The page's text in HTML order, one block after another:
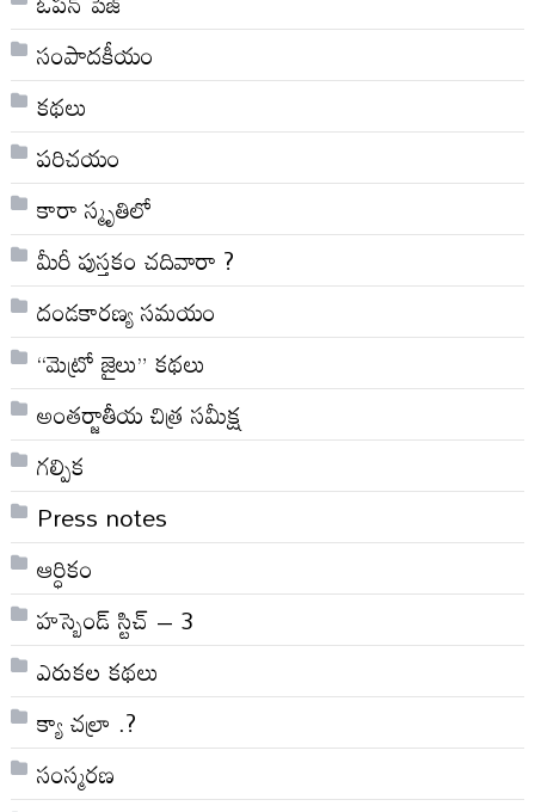
సంపాదకీయం
కథలు
పరిచయం
కారా స్మృతిలో
మీరీ పుస్తకం చదివారా ?
దండకారణ్య సమయం
“మెట్రో జైలు” కథలు
అంతర్జాతీయ చిత్ర సమీక్ష
గల్పిక
Press notes
ఆర్ధికం
హస్బెండ్ స్టిచ్ – 3
ఎరుకల కథలు
క్యా చల్రా .?
సంస్మరణ